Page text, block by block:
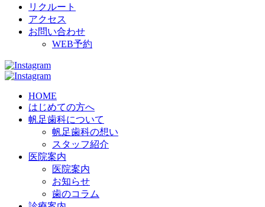
リクルート
アクセス
お問い合わせ
WEB予約
HOME
はじめての方へ
帆足歯科について
帆足歯科の想い
スタッフ紹介
医院案内
医院案内
お知らせ
歯のコラム